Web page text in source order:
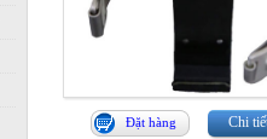
Đặt hàng Chi